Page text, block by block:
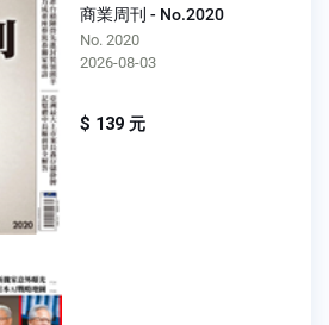
商業周刊 - No.2020
No. 2020
2026-08-03
$ 139 元